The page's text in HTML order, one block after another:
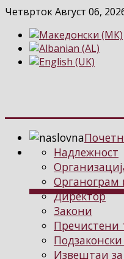
Четврток Август 06,
Надлежност
Директор
Закони
Пречистени
Извештаи